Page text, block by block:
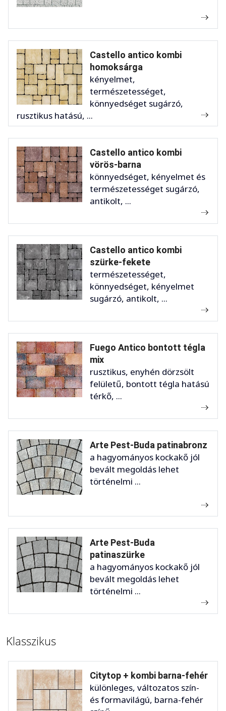
Castello antico kombi
homoksárga
kényelmet,
természetességet,
könnyedséget sugárzó,
rusztikus hatású, ...
Castello antico kombi
vörös-barna
könnyedséget, kényelmet és
természetességet sugárzó,
antikolt, ...
Castello antico kombi
szürke-fekete
természetességet,
könnyedséget, kényelmet
sugárzó, antikolt, ...
Fuego Antico bontott tégla
mix
rusztikus, enyhén dörzsölt
felületű, bontott tégla hatású
térkő, ...
Arte Pest-Buda patinabronz
a hagyományos kockakő jól
bevált megoldás lehet
történelmi ...
Arte Pest-Buda
patinaszürke
a hagyományos kockakő jól
bevált megoldás lehet
történelmi ...
Klasszikus
Citytop + kombi barna-fehér
különleges, változatos szín-
és formavilágú, barna-fehér